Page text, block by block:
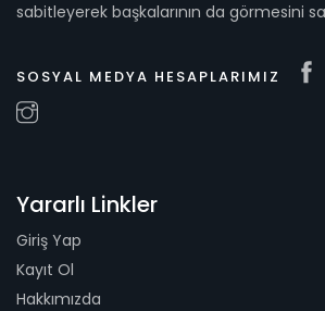
sabitleyerek başkalarının da görmesini
SOSYAL MEDYA HESAPLARIMIZ
Yararlı Linkler
Giriş Yap
Kayıt Ol
Hakkımızda